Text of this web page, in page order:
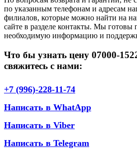
по указанным телефонам и адресам
филиалов, которые можно найти на
сайте в разделе контакты. Мы готовы
необходимую информацию и
Что бы узнать цену 07000-
свяжитесь с нами:
+7 (996)-228-11-74
Написать в WhatApp
Написать в Viber
Написать в Telegram